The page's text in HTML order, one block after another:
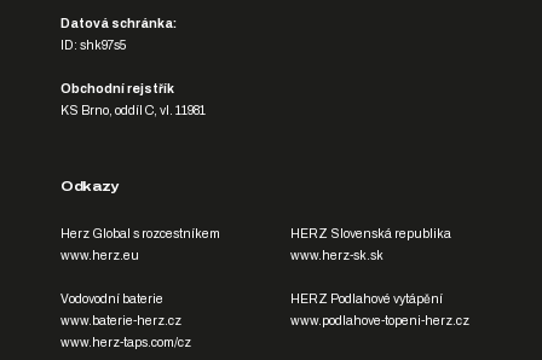
Datová schránka:
ID: shk97s5
Obchodní rejstřík
KS Brno, oddíl C, vl. 11981
Odkazy
Herz Global s rozcestníkem
www.herz.eu
Vodovodní baterie
www.baterie-herz.cz
www.herz-taps.com/cz
HERZ Slovenská republika
www.herz-sk.sk
HERZ Podlahové vytápění
www.podlahove-topeni-herz.cz